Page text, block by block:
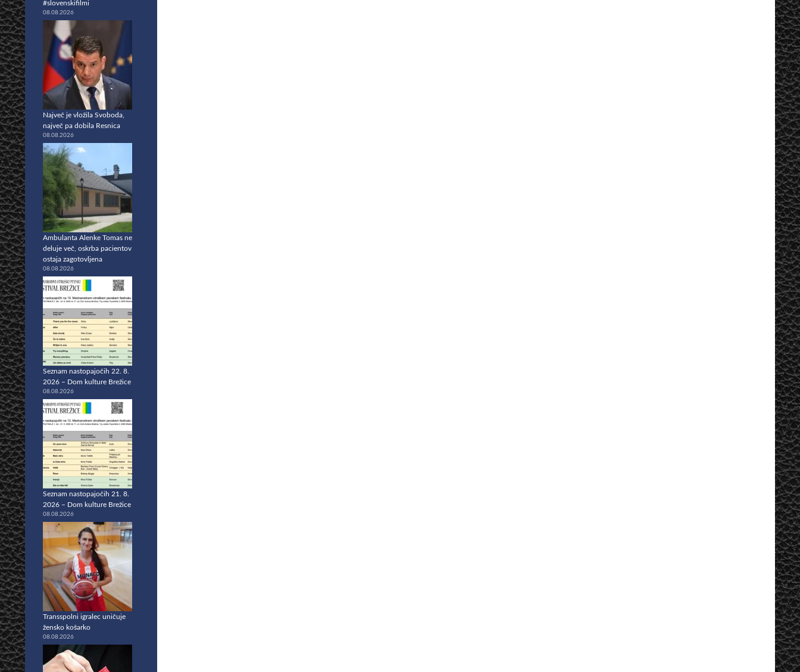
#slovenskifilmi
08.08.2026
Največ je vložila Svoboda,
največ pa dobila Resnica
08.08.2026
Ambulanta Alenke Tomas ne
deluje več, oskrba pacientov
ostaja zagotovljena
08.08.2026
Seznam nastopajočih 22. 8.
2026 – Dom kulture Brežice
08.08.2026
Seznam nastopajočih 21. 8.
2026 – Dom kulture Brežice
08.08.2026
Transspolni igralec uničuje
žensko košarko
08.08.2026